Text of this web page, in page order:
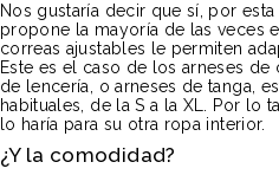
Nos gustaría decir que sí, por
propone la mayoría de las veces
correas ajustables le permiten
Este es el caso de los arneses de
de lencería, o arneses de tanga,
habituales, de la S a la XL. Por lo
lo haría para su otra ropa interior.
¿Y la comodidad?